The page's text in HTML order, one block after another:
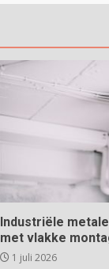
Industriële
met vlakke
1 juli 2026